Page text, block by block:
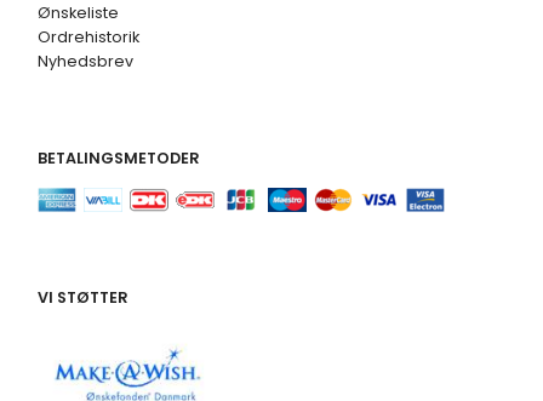
Ønskeliste
Ordrehistorik
Nyhedsbrev
BETALINGSMETODER
VI STØTTER